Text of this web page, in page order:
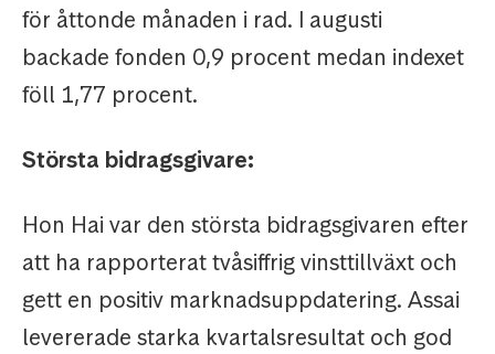
för åttonde månaden i rad. I augusti
backade fonden 0,9 procent medan indexet
föll 1,77 procent.
Största bidragsgivare:
Hon Hai var den största bidragsgivaren efter
att ha rapporterat tvåsiffrig vinsttillväxt och
gett en positiv marknadsuppdatering. Assai
levererade starka kvartalsresultat och god